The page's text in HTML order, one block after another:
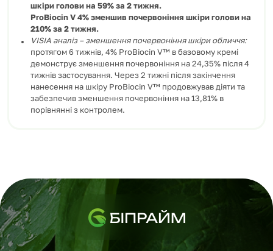
шкіри голови на 59% за 2 тижня.
ProBiocin V 4% зменшив почервоніння шкіри голови на
210% за 2 тижня.
VISIA аналіз – зменшення почервоніння шкіри обличчя:
протягом 6 тижнів, 4% ProBiocin V™ в базовому кремі
демонструє зменшення почервоніння на 24,35% після 4
тижнів застосування. Через 2 тижні після закінчення
нанесення на шкіру ProBiocin V™ продовжував діяти та
забезпечив зменшення почервоніння на 13,81% в
порівнянні з контролем.